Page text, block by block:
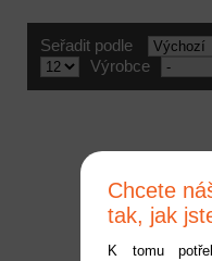
Seřadit podle
Výrobce
Chcete
tak, jak
K tomu